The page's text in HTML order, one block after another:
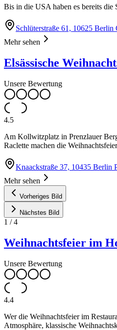
Bis in die USA haben es bereits die
Schlüterstraße 61, 10625 Berlin
Mehr sehen
Elsässische
Unsere Bewertung
4.5
Am Kollwitzplatz in Prenzlauer
Raclette machen die
Knaackstraße 37, 10435 Berlin
Mehr sehen
Vorheriges Bild
Nächstes Bild
1 /4
Weihnachtsfeier im
Unsere Bewertung
4.4
Wer die Weihnachtsfeier im
Atmosphäre, klassische